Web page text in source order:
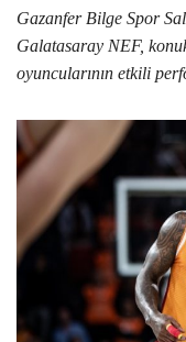
Gazanfer Bilge Spor
Galatasaray NEF,
oyuncularının etkili